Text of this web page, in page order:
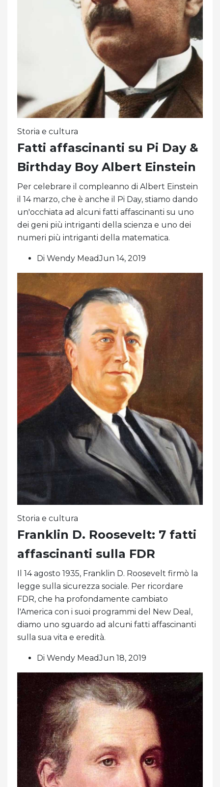
Storia e cultura
Fatti affascinanti su Pi Day &
Birthday Boy Albert Einstein
Per celebrare il compleanno di Albert Einstein
il 14 marzo, che è anche il Pi Day, stiamo dando
un'occhiata ad alcuni fatti affascinanti su uno
dei geni più intriganti della scienza e uno dei
numeri più intriganti della matematica.
Di Wendy MeadJun 14, 2019
Storia e cultura
Franklin D. Roosevelt: 7 fatti
affascinanti sulla FDR
Il 14 agosto 1935, Franklin D. Roosevelt firmò la
legge sulla sicurezza sociale. Per ricordare
FDR, che ha profondamente cambiato
l'America con i suoi programmi del New Deal,
diamo uno sguardo ad alcuni fatti affascinanti
sulla sua vita e eredità.
Di Wendy MeadJun 18, 2019